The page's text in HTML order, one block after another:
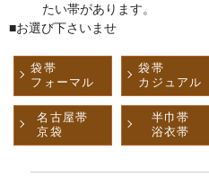
たい帯があります。
■お選び下さいませ
袋帯
フォーマル
袋帯
カジュアル
名古屋帯
京袋
半巾帯
浴衣帯